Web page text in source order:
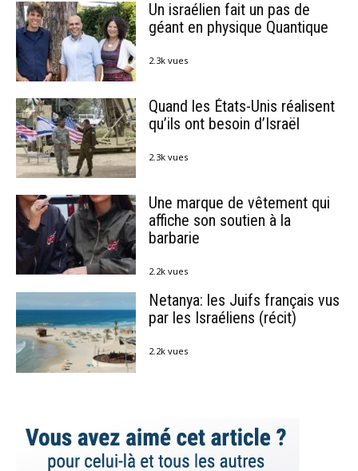
Un israélien fait un pas de
géant en physique Quantique
2.3k vues
Quand les États-Unis réalisent
qu’ils ont besoin d’Israël
2.3k vues
Une marque de vêtement qui
affiche son soutien à la
barbarie
2.2k vues
Netanya: les Juifs français vus
par les Israéliens (récit)
2.2k vues